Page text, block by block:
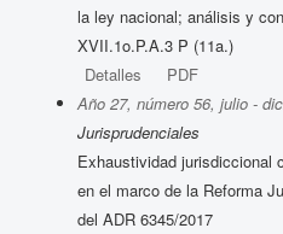
la ley nacional; análisis y
XVII.1o.P.A.3 P (11a.)
Detalles
PDF
Año 27, número 56, julio -
Jurisprudenciales
Exhaustividad jurisdiccional
en el marco de la Reforma
del ADR 6345/2017